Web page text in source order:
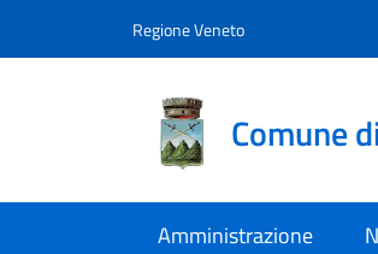
Regione Veneto
Comune
Amministrazione